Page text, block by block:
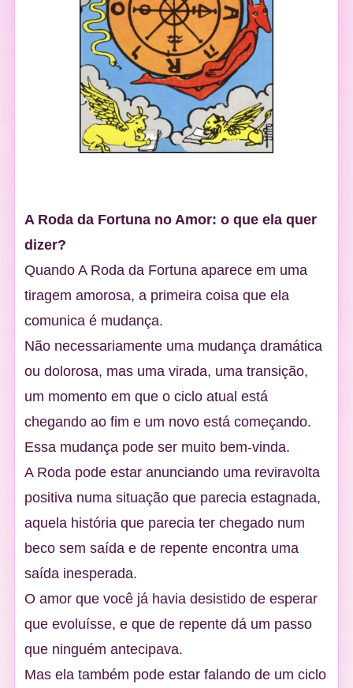
A Roda da Fortuna no Amor: o que ela quer
dizer?
Quando A Roda da Fortuna aparece em uma
tiragem amorosa, a primeira coisa que ela
comunica é mudança.
Não necessariamente uma mudança dramática
ou dolorosa, mas uma virada, uma transição,
um momento em que o ciclo atual está
chegando ao fim e um novo está começando.
Essa mudança pode ser muito bem-vinda.
A Roda pode estar anunciando uma reviravolta
positiva numa situação que parecia estagnada,
aquela história que parecia ter chegado num
beco sem saída e de repente encontra uma
saída inesperada.
O amor que você já havia desistido de esperar
que evoluísse, e que de repente dá um passo
que ninguém antecipava.
Mas ela também pode estar falando de um ciclo